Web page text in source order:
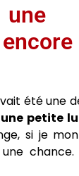
été une
petite
si je